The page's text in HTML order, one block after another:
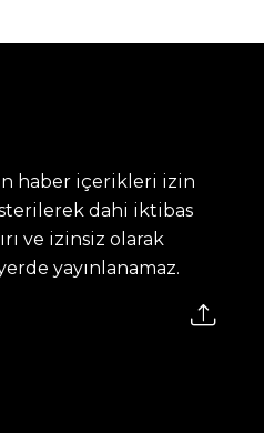
haber içerikleri izin
dahi iktibas
ve izinsiz olarak
yayınlanamaz.